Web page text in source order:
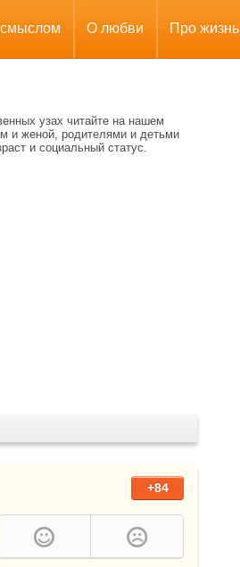
О любви Про жизнь
узах читайте на нашем
и женой, родителями и детьми
и социальный статус.
+84